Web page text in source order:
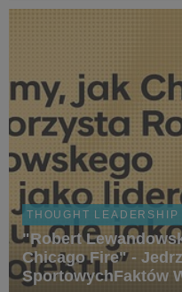
THOUGHT LEADERSHIP
"Robert
Chicago Fire" -
SportowychFaktów